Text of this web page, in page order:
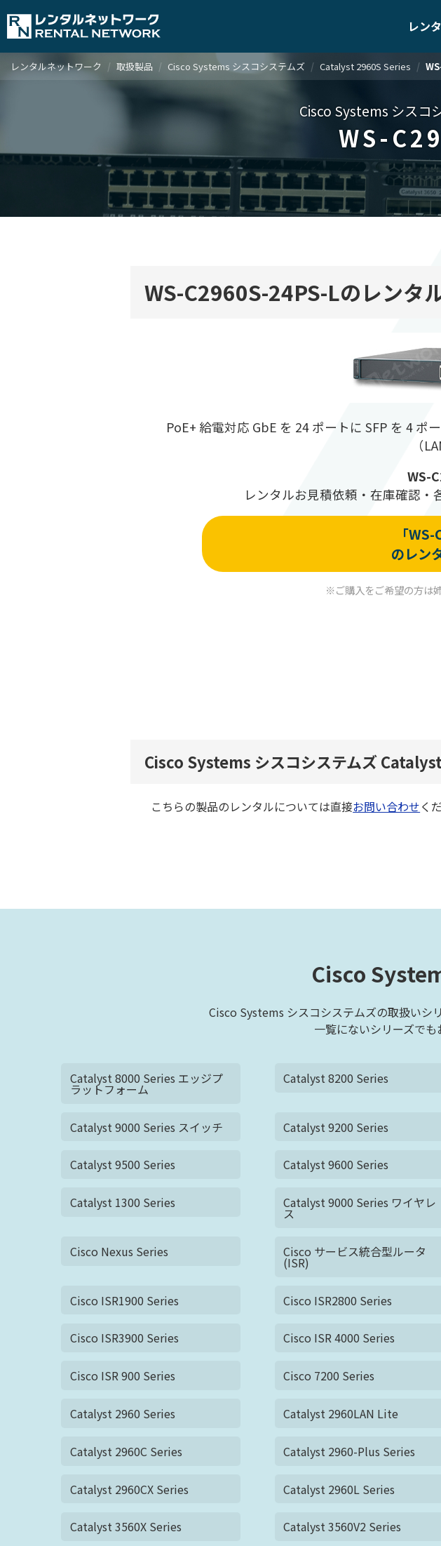
レン
レンタルネットワーク 取扱製品 Cisco Systems シスコシステムズ Catalyst 2960S Series
Cisco Systems シスコ
WS-
WS-C2960S-24PS-Lのレンタ
PoE+ 給電対応 GbE を 24 ポートに SFP を 4
（
WS-
レンタルお見積依頼・在庫確認・
「
のレン
※ご購入をご希望の方は
Cisco Systems シスコシステムズ
こちらの製品のレンタルについては直接お問い合わせく
Cisco
Cisco Systems シスコシステムズの取扱いシ
一覧にないシリーズでも
Catalyst 8000 Series エッジプ
ラットフォーム
Catalyst 8200 Series
Catalyst 9000 Series スイッチ Catalyst 9200 Series
Catalyst 9500 Series Catalyst 9600 Series
Catalyst 1300 Series Catalyst 9000 Series ワイヤレ
ス
Cisco Nexus Series Cisco サービス統合型ルータ
(ISR)
Cisco ISR1900 Series Cisco ISR2800 Series
Cisco ISR3900 Series Cisco ISR 4000 Series
Cisco ISR 900 Series Cisco 7200 Series
Catalyst 2960 Series Catalyst 2960LAN Lite
Catalyst 2960C Series Catalyst 2960-Plus Series
Catalyst 2960CX Series Catalyst 2960L Series
Catalyst 3560X Series Catalyst 3560V2 Series